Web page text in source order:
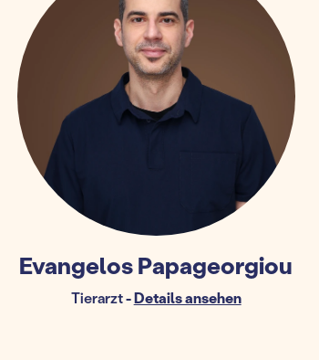
Evangelos Papageorgiou
Tierarzt-Details ansehen